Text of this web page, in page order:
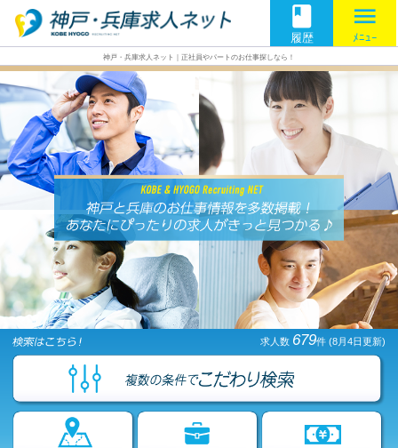
book
履歴
menu
ﾒﾆｭｰ
神戸・兵庫求人ネット｜正社員やパートのお仕事探しなら！
求人数 679件 (8月4日更新)